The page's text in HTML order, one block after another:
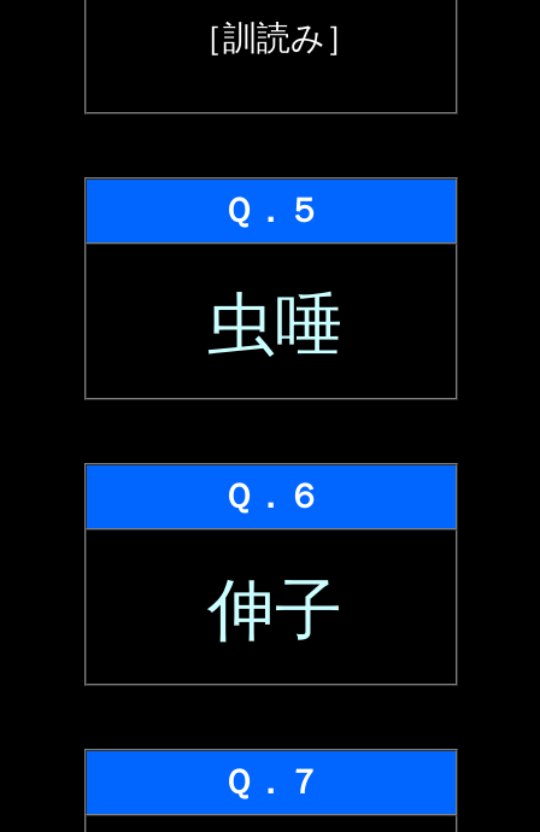
［訓読み］
Ｑ．５
虫唾
Ｑ．６
伸子
Ｑ．７